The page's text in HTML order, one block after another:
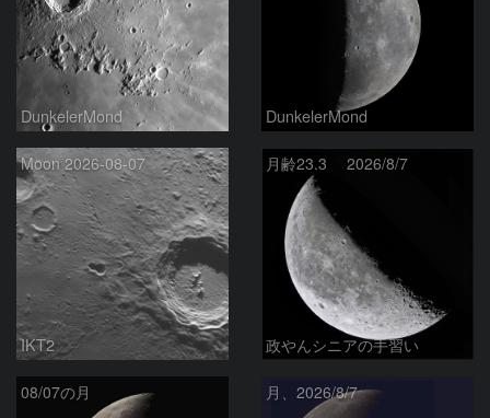
DunkelerMond DunkelerMond
Moon 2026-08-07
IKT2
月齢23.3 2026/8/7
政やんシニアの手習い
08/07の月 月、2026/8/7